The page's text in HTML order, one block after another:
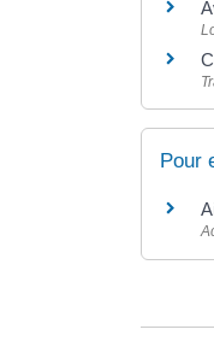
Pour